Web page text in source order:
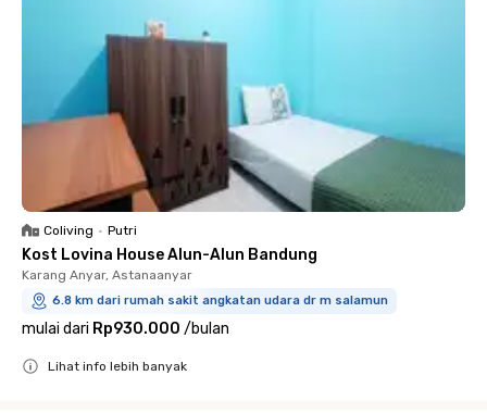
Coliving • Putri
Kost Lovina House Alun-Alun Bandung
Karang Anyar, Astanaanyar
6.8 km dari rumah sakit angkatan udara dr m salamun
mulai dari Rp930.000 /bulan
Lihat info lebih banyak